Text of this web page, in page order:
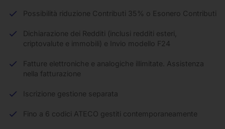
Possibilità riduzione Contributi 35% o Esonero Contributi
Dichiarazione dei Redditi (inclusi redditi esteri,
criptovalute e immobili) e Invio modello F24
Fatture elettroniche e analogiche illimitate. Assistenza
nella fatturazione
Iscrizione gestione separata
Fino a 6 codici ATECO gestiti contemporaneamente